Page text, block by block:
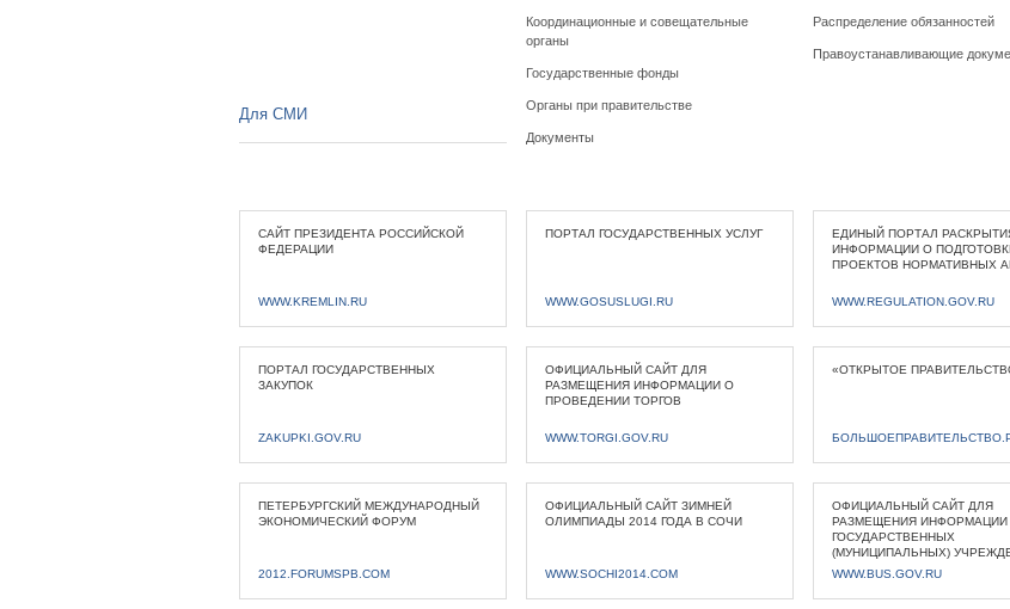
Координационные и совещательные
органы
Государственные фонды
Органы при правительстве
Документы
Распределение обязанностей
Правоустанавливающие
Для СМИ
САЙТ ПРЕЗИДЕНТА РОССИЙСКОЙ
ФЕДЕРАЦИИ
WWW.KREMLIN.RU
ПОРТАЛ ГОСУДАРСТВЕННЫХ УСЛУГ
WWW.GOSUSLUGI.RU
ЕДИНЫЙ ПОРТАЛ
ИНФОРМАЦИИ О
ПРОЕКТОВ НОРМАТИВНЫХ
WWW.REGULATION.GOV.RU
ПОРТАЛ ГОСУДАРСТВЕННЫХ
ЗАКУПОК
ZAKUPKI.GOV.RU
ОФИЦИАЛЬНЫЙ САЙТ ДЛЯ
РАЗМЕЩЕНИЯ ИНФОРМАЦИИ О
ПРОВЕДЕНИИ ТОРГОВ
WWW.TORGI.GOV.RU
«ОТКРЫТОЕ
ПЕТЕРБУРГСКИЙ МЕЖДУНАРОДНЫЙ
ЭКОНОМИЧЕСКИЙ ФОРУМ
2012.FORUMSPB.COM
ОФИЦИАЛЬНЫЙ САЙТ ЗИМНЕЙ
ОЛИМПИАДЫ 2014 ГОДА В СОЧИ
WWW.SOCHI2014.COM
ОФИЦИАЛЬНЫЙ САЙТ ДЛЯ
РАЗМЕЩЕНИЯ ИНФОРМАЦИИ
ГОСУДАРСТВЕННЫХ
(МУНИЦИПАЛЬНЫХ)
WWW.BUS.GOV.RU